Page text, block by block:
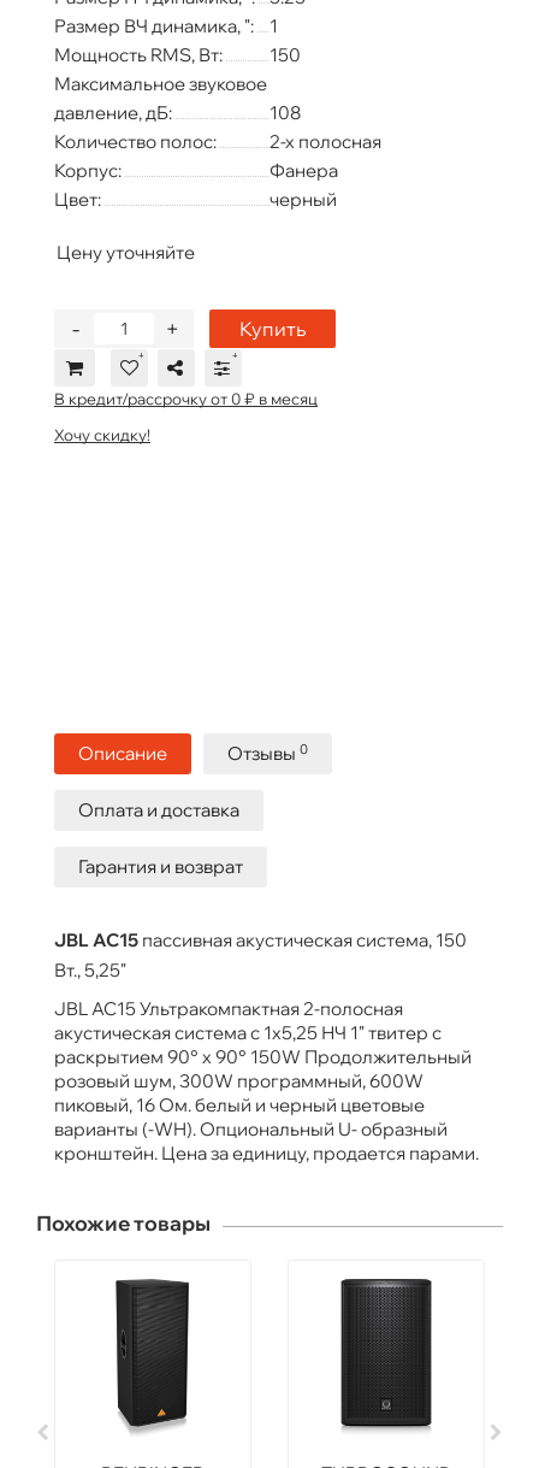
Размер ВЧ динамика, ":
1
Мощность RMS, Вт:
150
Максимальное звуковое
давление, дБ:
108
Количество полос:
2-х полосная
Корпус:
Фанера
Цвет:
черный
Цену уточняйте
+
- Купить
В кредит/рассрочку от 0 ₽ в месяц
Хочу скидку!
Описание Отзывы 0
Оплата и доставка
Гарантия и возврат
JBL AC15 пассивная акустическая система, 150
Вт., 5,25"
JBL AC15 Ультракомпактная 2-полосная
акустическая система с 1х5,25 НЧ 1" твитер с
раскрытием 90° x 90° 150W Продолжительный
розовый шум, 300W программный, 600W
пиковый, 16 Ом. белый и черный цветовые
варианты (-WH). Опциональный U- образный
кронштейн. Цена за единицу, продается парами.
Похожие товары